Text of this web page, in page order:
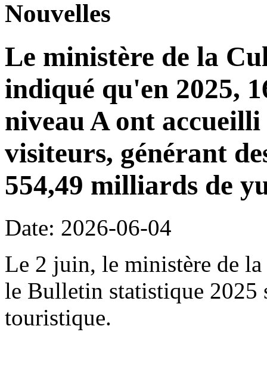
Nouvelles
Le ministère de la
indiqué qu'en 2025,
niveau A ont
visiteurs, générant
554,49 milliards de
Date: 2026-06-04
Le 2 juin, le ministère de
le Bulletin statistique 2025
touristique.